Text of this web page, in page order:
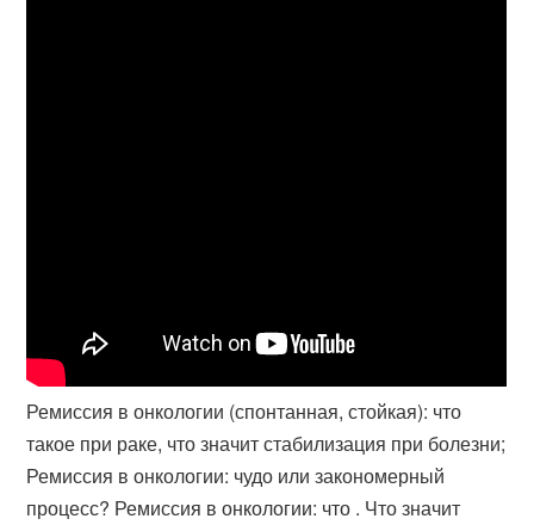
Ремиссия в онкологии (спонтанная, стойкая): что
такое при раке, что значит стабилизация при болезни;
Ремиссия в онкологии: чудо или закономерный
процесс? Ремиссия в онкологии: что . Что значит